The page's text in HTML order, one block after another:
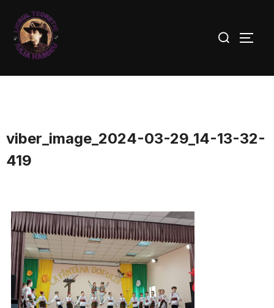
viber_image_2024-03-29_14-13-32-
419